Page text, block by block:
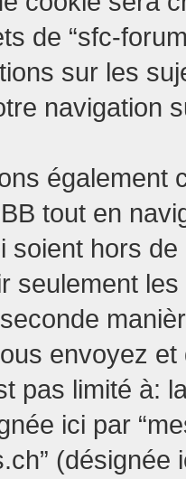
de “sfc-
sur les
navigation
également
tout en
soient hors
seulement
envoyez
pas limité à:
ici par
(désignée